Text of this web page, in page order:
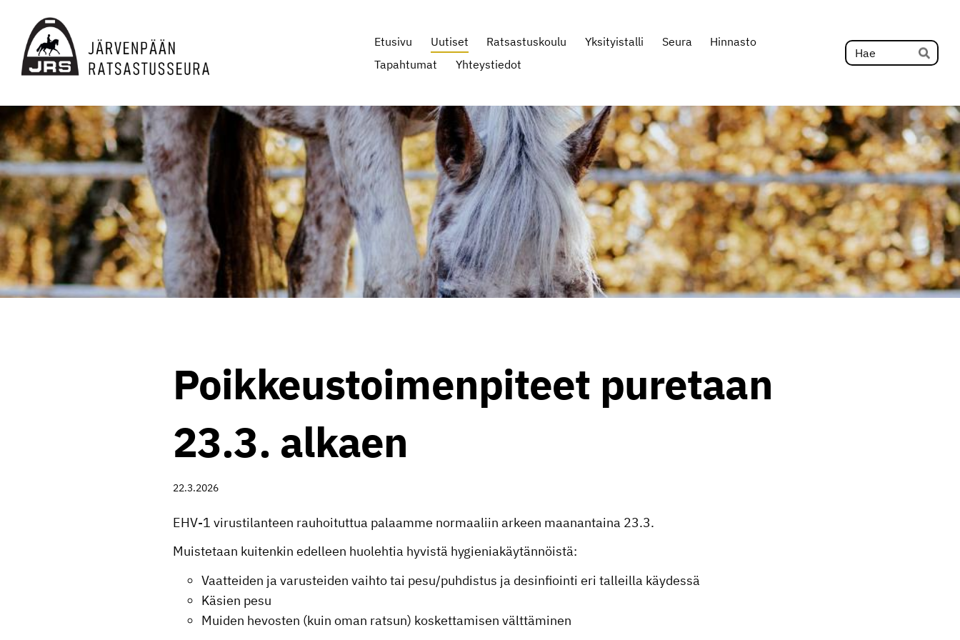
sivun
sisältöön
JRS ry
Etusivu Uutiset Ratsastuskoulu Yksityistalli Seura
Hinnasto
Tapahtumat
Yhteystiedot Hae
Poikkeustoimenpiteet puretaan
23.3. alkaen
22.3.2026
EHV-1 virustilanteen rauhoituttua palaamme normaaliin arkeen maanantaina 23.3.
Muistetaan kuitenkin edelleen huolehtia hyvistä hygieniakäytännöistä:
Vaatteiden ja varusteiden vaihto tai pesu/puhdistus ja desinfiointi eri talleilla käydessä
Käsien pesu
Muiden hevosten (kuin oman ratsun) koskettamisen välttäminen